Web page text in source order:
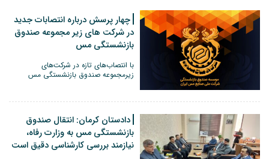
چهار پرسش درباره انتصابات جدید
در شرکت های زیر مجموعه صندوق
بازنشستگی مس
با انتصاب‌های تازه در شرکت‌های
زیرمجموعه صندوق بازنشستگی مس
دادستان کرمان: انتقال صندوق
بازنشستگی مس به وزارت رفاه،
نیازمند بررسی کارشناسی دقیق است